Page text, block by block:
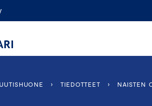
UUTISHUONE › TIEDOTTEET › NAISTEN